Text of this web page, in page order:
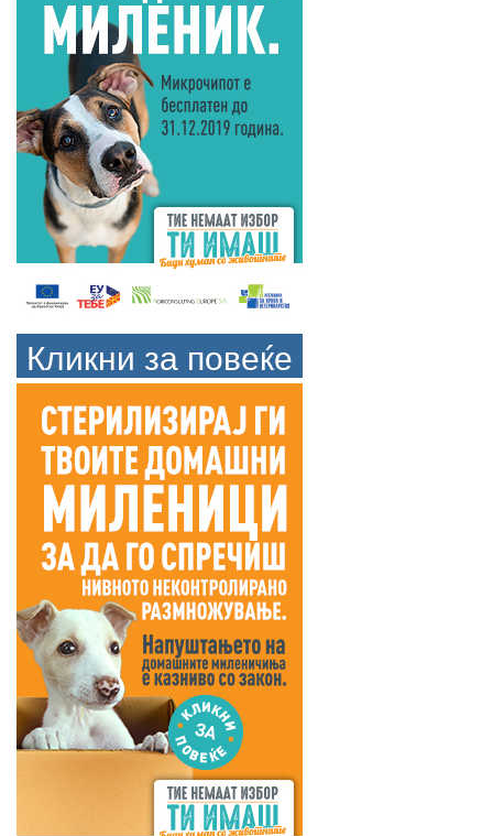
Кликни за повеќе